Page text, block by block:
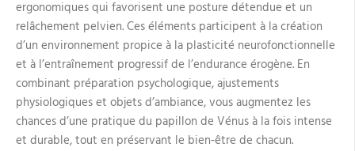
ergonomiques qui favorisent une posture détendue et un
relâchement pelvien. Ces éléments participent à la création
d’un environnement propice à la plasticité neurofonctionnelle
et à l’entraînement progressif de l’endurance érogène. En
combinant préparation psychologique, ajustements
physiologiques et objets d’ambiance, vous augmentez les
chances d’une pratique du papillon de Vénus à la fois intense
et durable, tout en préservant le bien‑être de chacun.